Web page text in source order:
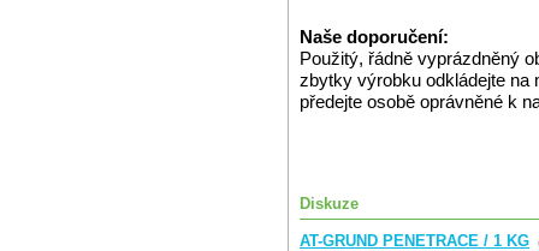
Naše doporučení:
Použitý, řádně vyprázdněný
zbytky výrobku odkládejte na
předejte osobě oprávněné k
Diskuze
AT-GRUND PENETRACE / 1 KG